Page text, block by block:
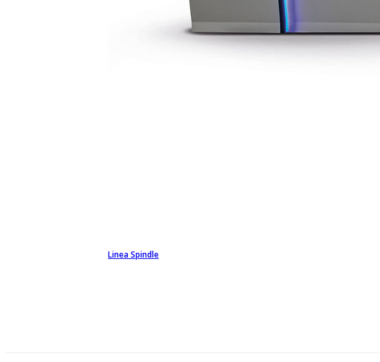
Linea Spindle